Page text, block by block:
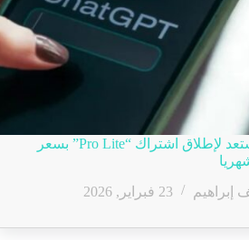
OpenAI تستعد لإطلاق اشتراك “Pro Lite” بسعر
إبراهيم
23 فبراير, 2026